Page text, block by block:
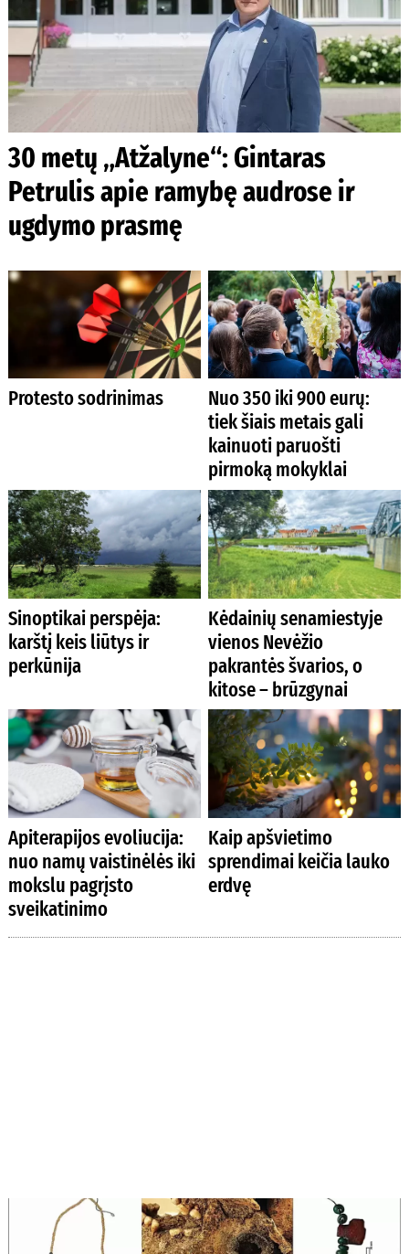
30 metų „Atžalyne“: Gintaras
Petrulis apie ramybę audrose ir
ugdymo prasmę
Protesto sodrinimas
Nuo 350 iki 900 eurų:
tiek šiais metais gali
kainuoti paruošti
pirmoką mokyklai
Sinoptikai perspėja:
karštį keis liūtys ir
perkūnija
Kėdainių senamiestyje
vienos Nevėžio
pakrantės švarios, o
kitose – brūzgynai
Apiterapijos evoliucija:
nuo namų vaistinėlės iki
mokslu pagrįsto
sveikatinimo
Kaip apšvietimo
sprendimai keičia lauko
erdvę